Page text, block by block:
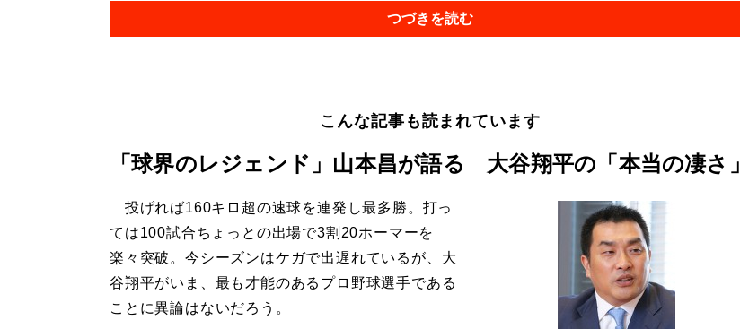
つづきを読む
こんな記事も読まれています
「球界のレジェンド」山本昌が語る 大谷翔平の「本当の凄さ」
投げれば160キロ超の速球を連発し最多勝。打っ
ては100試合ちょっとの出場で3割20ホーマーを
楽々突破。今シーズンはケガで出遅れているが、大
谷翔平がいま、最も才能のあるプロ野球選手である
ことに異論はないだろう。